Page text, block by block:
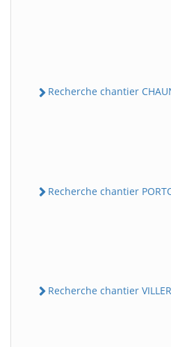
Recherche chantier
Recherche chantier
Recherche chantier